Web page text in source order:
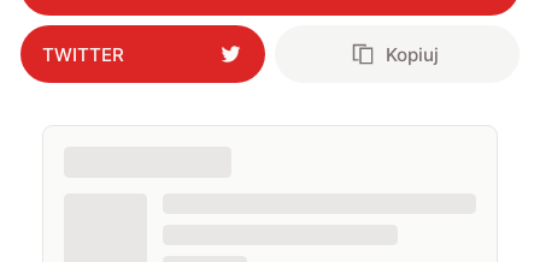
TWITTER Kopiuj